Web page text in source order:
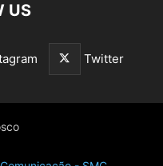
US
Twitter